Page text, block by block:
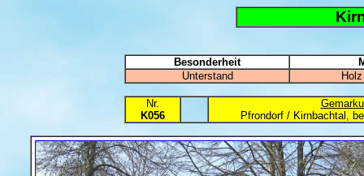
Besonderheit
Unterstand
Nr.
K056
Pfrondorf / Kirnbachtal,